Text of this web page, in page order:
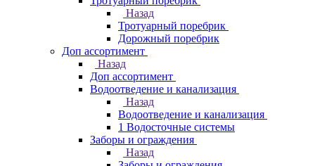
Назад
Тротуарный поребрик
Дорожный поребрик
Доп ассортимент
Назад
Доп ассортимент
Водоотведение и канализация
Назад
Водоотведение и канализация
1 Водосточные системы
Заборы и ограждения
Назад